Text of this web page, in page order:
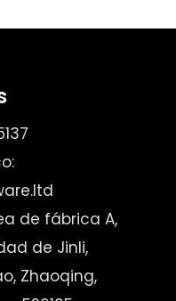
de fábrica A,
de Jinli,
Zhaoqing,